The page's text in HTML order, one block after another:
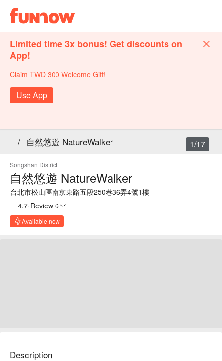
Limited time 3x bonus! Get discounts on
App!
Claim TWD 300 Welcome Gift!
Use App
/ 自然悠遊 NatureWalker
Songshan District
自然悠遊 NatureWalker
台北市松山區南京東路五段250巷36弄4號1樓
4.7 Review 6
Available now
1/17
Description